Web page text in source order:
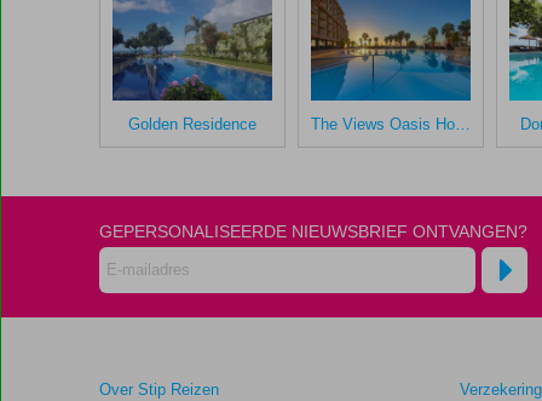
gegeven
na
hun
verblijf
Enotel
Scores
die
ouder
zijn
dan
worden
Golden Residence The Views Oasis Hotel
GEPERSONALISEERDE NIEUWSBRIEF ONTVANGEN?
Over Stip Reizen